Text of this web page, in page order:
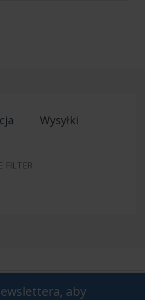
Wysyłki
FILTER
aby